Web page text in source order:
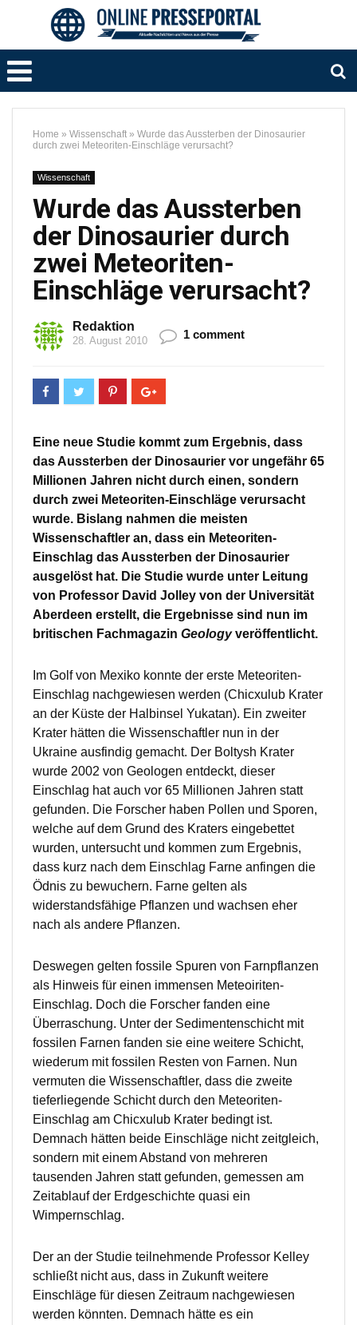
Home » Wissenschaft » Wurde das Aussterben der Dinosaurier
durch zwei Meteoriten-Einschläge verursacht?
Wissenschaft
Wurde das Aussterben
der Dinosaurier durch
zwei Meteoriten-
Einschläge verursacht?
Redaktion
28. August 2010 1 comment
Eine neue Studie kommt zum Ergebnis, dass
das Aussterben der Dinosaurier vor ungefähr 65
Millionen Jahren nicht durch einen, sondern
durch zwei Meteoriten-Einschläge verursacht
wurde. Bislang nahmen die meisten
Wissenschaftler an, dass ein Meteoriten-
Einschlag das Aussterben der Dinosaurier
ausgelöst hat. Die Studie wurde unter Leitung
von Professor David Jolley von der Universität
Aberdeen erstellt, die Ergebnisse sind nun im
britischen Fachmagazin Geologyveröffentlicht.
Im Golf von Mexiko konnte der erste Meteoriten-
Einschlag nachgewiesen werden (Chicxulub Krater
an der Küste der Halbinsel Yukatan). Ein zweiter
Krater hätten die Wissenschaftler nun in der
Ukraine ausfindig gemacht. Der Boltysh Krater
wurde 2002 von Geologen entdeckt, dieser
Einschlag hat auch vor 65 Millionen Jahren statt
gefunden. Die Forscher haben Pollen und Sporen,
welche auf dem Grund des Kraters eingebettet
wurden, untersucht und kommen zum Ergebnis,
dass kurz nach dem Einschlag Farne anfingen die
Ödnis zu bewuchern. Farne gelten als
widerstandsfähige Pflanzen und wachsen eher
nach als andere Pflanzen.
Deswegen gelten fossile Spuren von Farnpflanzen
als Hinweis für einen immensen Meteoiriten-
Einschlag. Doch die Forscher fanden eine
Überraschung. Unter der Sedimentenschicht mit
fossilen Farnen fanden sie eine weitere Schicht,
wiederum mit fossilen Resten von Farnen. Nun
vermuten die Wissenschaftler, dass die zweite
tieferliegende Schicht durch den Meteoriten-
Einschlag am Chicxulub Krater bedingt ist.
Demnach hätten beide Einschläge nicht zeitgleich,
sondern mit einem Abstand von mehreren
tausenden Jahren statt gefunden, gemessen am
Zeitablauf der Erdgeschichte quasi ein
Wimpernschlag.
Der an der Studie teilnehmende Professor Kelley
schließt nicht aus, dass in Zukunft weitere
Einschläge für diesen Zeitraum nachgewiesen
werden könnten. Demnach hätte es ein